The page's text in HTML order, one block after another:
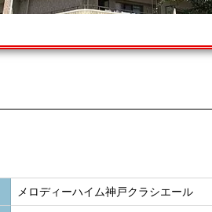
メロディーハイム神戸クラシエール